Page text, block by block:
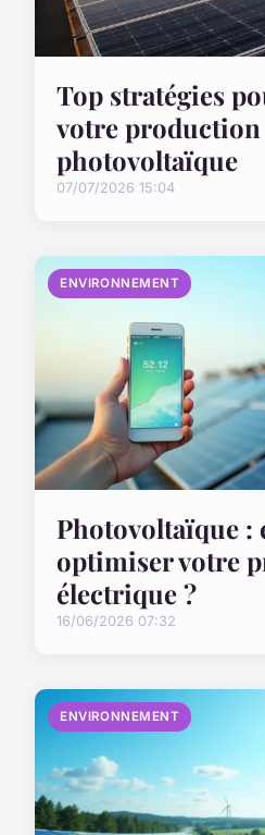
Top stratégies
votre production
photovoltaïque
07/07/2026 15:04
ENVIRONNEMENT
Photovoltaïque :
optimiser votre
électrique ?
16/06/2026 07:32
ENVIRONNEMENT